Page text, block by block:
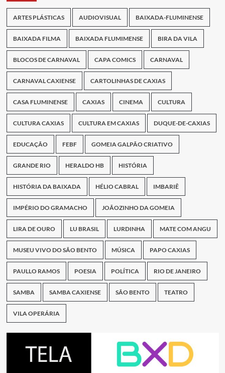
ARTES PLÁSTICAS AUDIOVISUAL BAIXADA-FLUMINENSE
BAIXADA FILMA BAIXADA FLUMIMENSE BIRA DA VILA
BLOCOS DE CARNAVAL CAPA COMICS CARNAVAL
CARNAVAL CAXIENSE CARTOLINHAS DE CAXIAS
CASA FLUMINENSE CAXIAS CINEMA CULTURA
CULTURA CAXIAS CULTURA EM CAXIAS DUQUE-DE-CAXIAS
EDUCAÇÃO FEBF GOMEIA GALPÃO CRIATIVO
GRANDE RIO HERALDO HB HISTÓRIA
HISTÓRIA DA BAIXADA HÉLIO CABRAL IMBARIÊ
IMPÉRIO DO GRAMACHO JOÃOZINHO DA GOMEIA
LIRA DE OURO LU BRASIL LURDINHA MATE COM ANGU
MUSEU VIVO DO SÃO BENTO MÚSICA PAPO CAXIAS
PAULLO RAMOS POESIA POLÍTICA RIO DE JANEIRO
SAMBA SAMBA CAXIENSE SÃO BENTO TEATRO
VILA OPERÁRIA